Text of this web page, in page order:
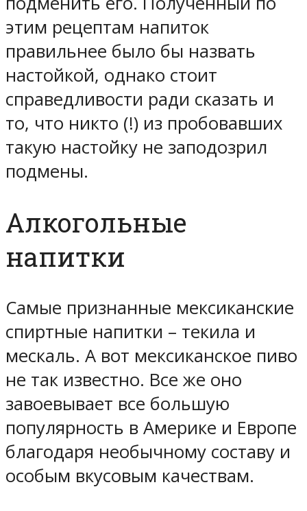
этим рецептам напиток
правильнее было бы назвать
настойкой, однако стоит
справедливости ради сказать и
то, что никто (!) из пробовавших
такую настойку не заподозрил
подмены.
Алкогольные
напитки
Самые признанные мексиканские
спиртные напитки – текила и
мескаль. А вот мексиканское пиво
не так известно. Все же оно
завоевывает все большую
популярность в Америке и Европе
благодаря необычному составу и
особым вкусовым качествам.